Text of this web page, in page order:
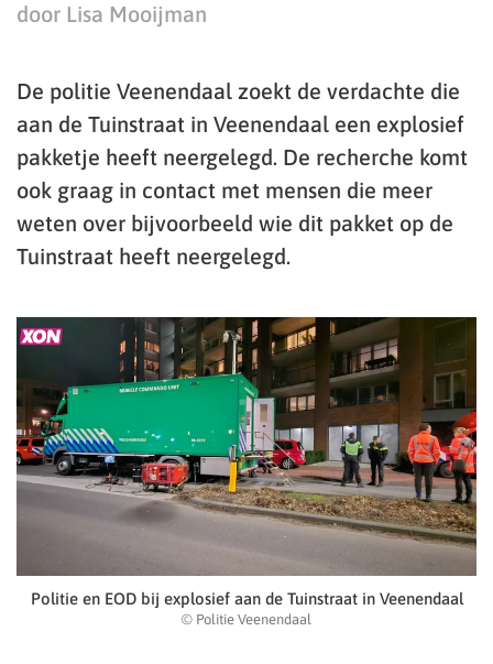
door Lisa Mooijman
De politie Veenendaal zoekt de verdachte die
aan de Tuinstraat in Veenendaal een explosief
pakketje heeft neergelegd. De recherche komt
ook graag in contact met mensen die meer
weten over bijvoorbeeld wie dit pakket op de
Tuinstraat heeft neergelegd.
Politie en EOD bij explosief aan de Tuinstraat in Veenendaal
© Politie Veenendaal